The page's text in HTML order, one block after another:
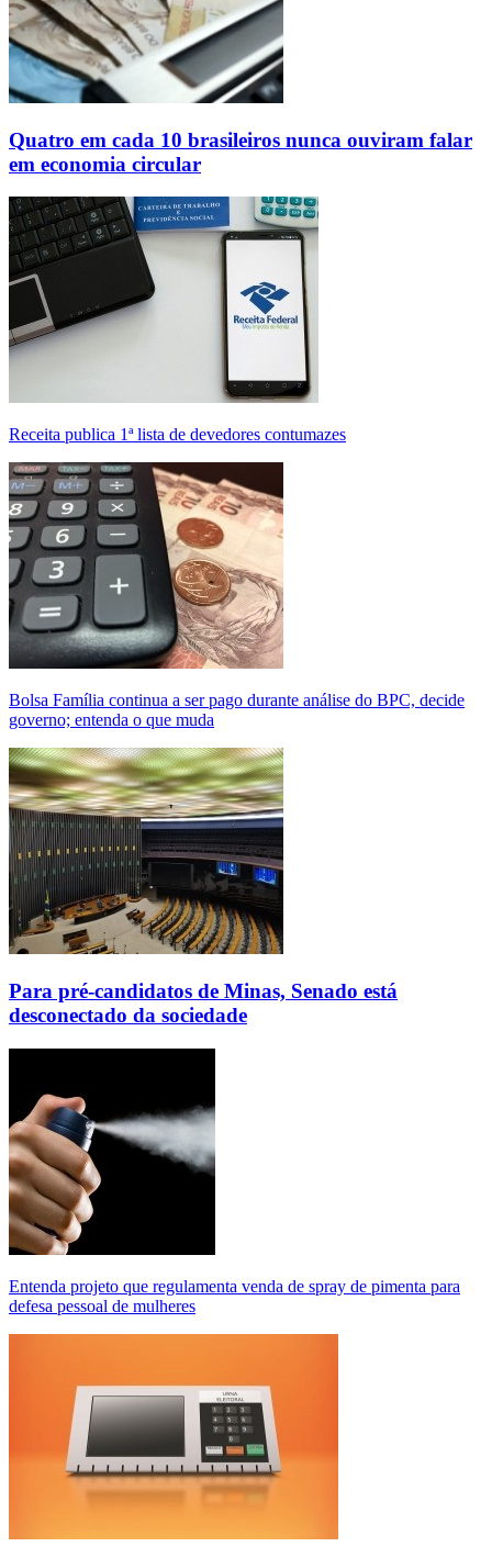
Quatro em cada 10 brasileiros nunca ouviram falar
em economia circular
Receita publica 1ª lista de devedores contumazes
Bolsa Família continua a ser pago durante análise do BPC, decide
governo; entenda o que muda
Para pré-candidatos de Minas, Senado está
desconectado da sociedade
Entenda projeto que regulamenta venda de spray de pimenta para
defesa pessoal de mulheres